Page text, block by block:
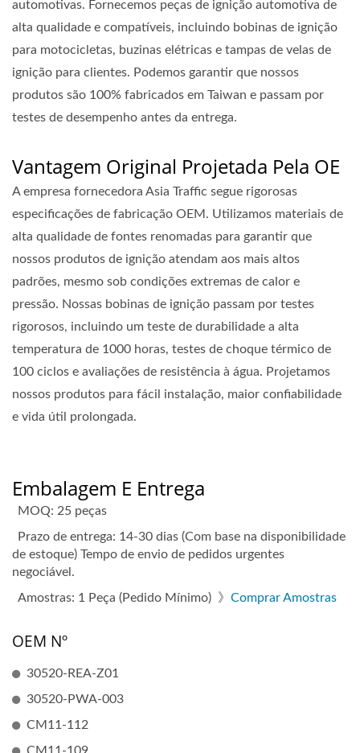
automotivas. Fornecemos peças de ignição automotiva de
alta qualidade e compatíveis, incluindo bobinas de ignição
para motocicletas, buzinas elétricas e tampas de velas de
ignição para clientes. Podemos garantir que nossos
produtos são 100% fabricados em Taiwan e passam por
testes de desempenho antes da entrega.
Vantagem Original Projetada Pela OE
A empresa fornecedora Asia Traffic segue rigorosas
especificações de fabricação OEM. Utilizamos materiais de
alta qualidade de fontes renomadas para garantir que
nossos produtos de ignição atendam aos mais altos
padrões, mesmo sob condições extremas de calor e
pressão. Nossas bobinas de ignição passam por testes
rigorosos, incluindo um teste de durabilidade a alta
temperatura de 1000 horas, testes de choque térmico de
100 ciclos e avaliações de resistência à água. Projetamos
nossos produtos para fácil instalação, maior confiabilidade
e vida útil prolongada.
Embalagem E Entrega
MOQ: 25 peças
Prazo de entrega: 14-30 dias (Com base na disponibilidade
de estoque) Tempo de envio de pedidos urgentes
negociável.
Amostras: 1 Peça (Pedido Mínimo) 》 Comprar Amostras
OEM Nº
30520-REA-Z01
30520-PWA-003
CM11-112